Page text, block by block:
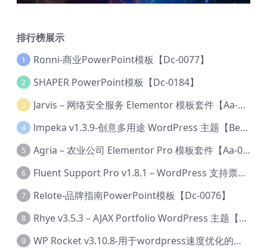
排行榜展示
1 Ronni-商业PowerPoint模板【Dc-0077】
2 SHAPER PowerPoint模板【Dc-0184】
3 Jarvis – 网络安全服务 Elementor 模板套件【Aa-0035】
4 lmpeka v1.3.9-创意多用途 WordPress 主题【Be-0064】
5 Agria – 农业公司 Elementor Pro 模板套件【Aa-0003】
6 Fluent Support Pro v1.8.1 – WordPress 支持票务系统【Cc-0041】
7 Relote-品牌指南PowerPoint模板【Dc-0076】
8 Rhye v3.5.3 – AJAX Portfolio WordPress 主题【Bi-0049】
9 WP Rocket v3.10.8-用于wordpress速度优化的缓存加速插件【Cd-0019】